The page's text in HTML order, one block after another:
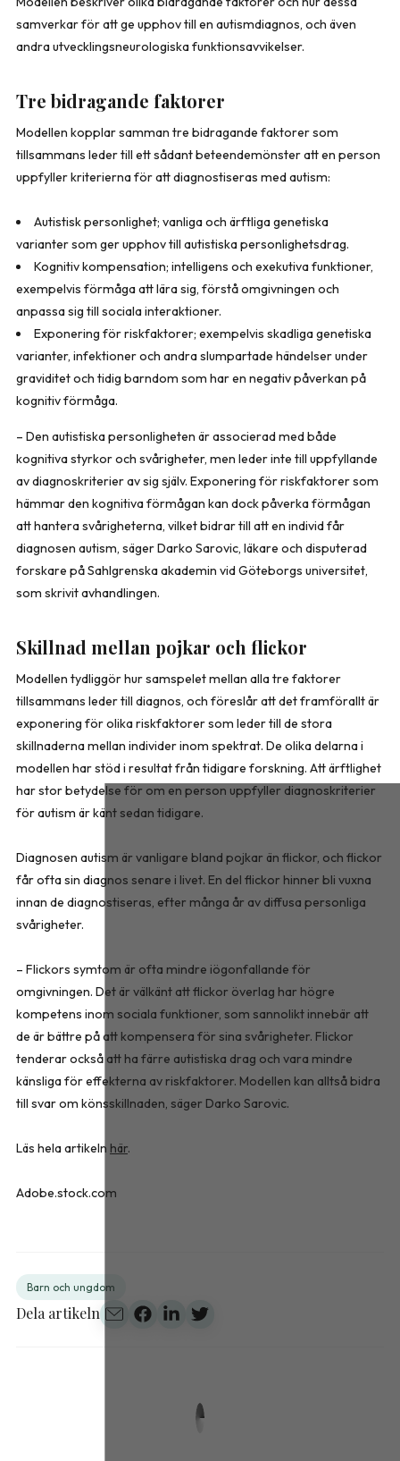
samverkar för att ge upphov till en autismdiagnos, och även
andra utvecklingsneurologiska funktionsavvikelser.
Tre bidragande faktorer
Modellen kopplar samman tre bidragande faktorer som
tillsammans leder till ett sådant beteendemönster att en person
uppfyller kriterierna för att diagnostiseras med autism:
Autistisk personlighet; vanliga och ärftliga genetiska
varianter som ger upphov till autistiska personlighetsdrag.
Kognitiv kompensation; intelligens och exekutiva funktioner,
exempelvis förmåga att lära sig, förstå omgivningen och
anpassa sig till sociala interaktioner.
Exponering för riskfaktorer; exempelvis skadliga genetiska
varianter, infektioner och andra slumpartade händelser under
graviditet och tidig barndom som har en negativ påverkan på
kognitiv förmåga.
– Den autistiska personligheten är associerad med både
kognitiva styrkor och svårigheter, men leder inte till uppfyllande
av diagnoskriterier av sig själv. Exponering för riskfaktorer som
hämmar den kognitiva förmågan kan dock påverka förmågan
att hantera svårigheterna, vilket bidrar till att en individ får
diagnosen autism, säger Darko Sarovic, läkare och disputerad
forskare på Sahlgrenska akademin vid Göteborgs universitet,
som skrivit avhandlingen.
Skillnad mellan pojkar och flickor
Modellen tydliggör hur samspelet mellan alla tre faktorer
tillsammans leder till diagnos, och föreslår att det framförallt är
exponering för olika riskfaktorer som leder till de stora
skillnaderna mellan individer inom spektrat. De olika delarna i
modellen har stöd i resultat från tidigare forskning. Att ärftlighet
har stor betydelse för om en person uppfyller diagnoskriterier
för autism är känt sedan tidigare.
Diagnosen autism är vanligare bland pojkar än flickor, och flickor
får ofta sin diagnos senare i livet. En del flickor hinner bli vuxna
innan de diagnostiseras, efter många år av diffusa personliga
svårigheter.
– Flickors symtom är ofta mindre iögonfallande för
omgivningen. Det är välkänt att flickor överlag har högre
kompetens inom sociala funktioner, som sannolikt innebär att
de är bättre på att kompensera för sina svårigheter. Flickor
tenderar också att ha färre autistiska drag och vara mindre
känsliga för effekterna av riskfaktorer. Modellen kan alltså bidra
till svar om könsskillnaden, säger Darko Sarovic.
Läs hela artikeln här.
Adobe.stock.com
Barn och ungdom
Dela artikeln